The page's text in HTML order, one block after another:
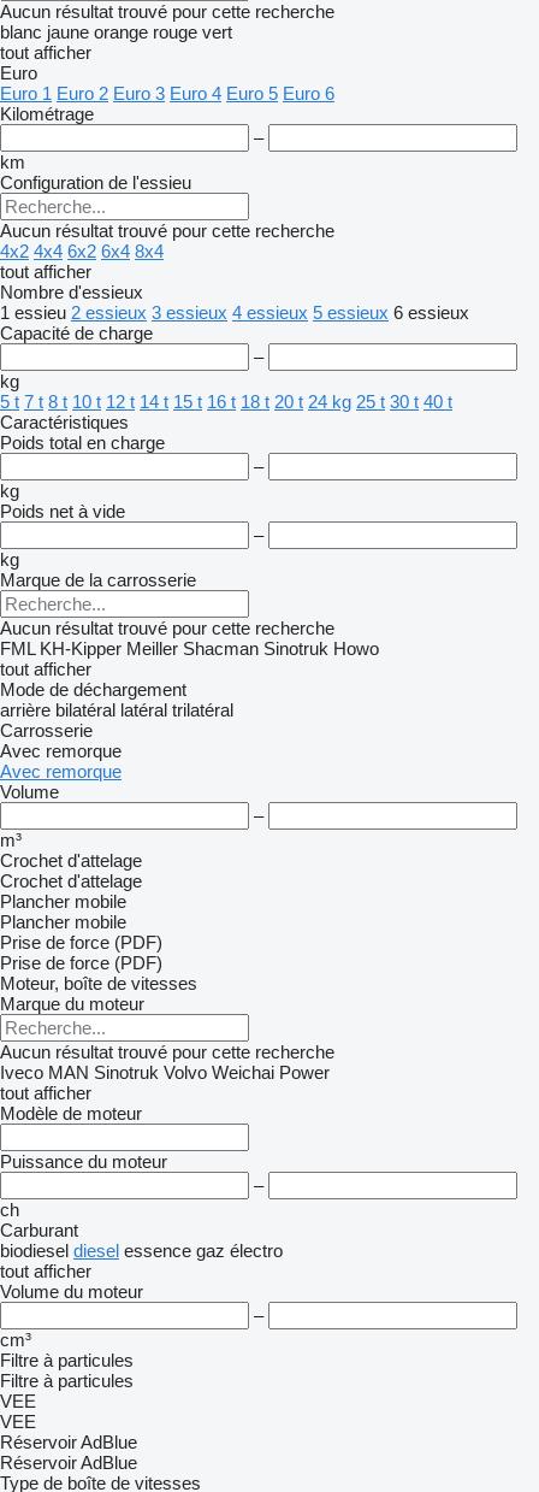
Aucun résultat trouvé pour cette recherche
blanc jaune orange rouge vert
tout afficher
Euro
Euro 1 Euro 2 Euro 3 Euro 4 Euro 5 Euro 6
Kilométrage
–
km
Configuration de l'essieu
Aucun résultat trouvé pour cette recherche
4x2 4x4 6x2 6x4 8x4
tout afficher
Nombre d'essieux
1 essieu 2 essieux 3 essieux 4 essieux 5 essieux 6 essieux
Capacité de charge
–
kg
5 t 7 t 8 t 10 t 12 t 14 t 15 t 16 t 18 t 20 t 24 kg 25 t 30 t 40 t
Caractéristiques
Poids total en charge
–
kg
Poids net à vide
–
kg
Marque de la carrosserie
Aucun résultat trouvé pour cette recherche
FML KH-Kipper Meiller Shacman Sinotruk Howo
tout afficher
Mode de déchargement
arrière bilatéral latéral trilatéral
Carrosserie
Avec remorque
Avec remorque
Volume
–
m³
Crochet d'attelage
Crochet d'attelage
Plancher mobile
Plancher mobile
Prise de force (PDF)
Prise de force (PDF)
Moteur, boîte de vitesses
Marque du moteur
Aucun résultat trouvé pour cette recherche
Iveco MAN Sinotruk Volvo Weichai Power
tout afficher
Modèle de moteur
Puissance du moteur
–
ch
Carburant
biodiesel diesel essence gaz électro
tout afficher
Volume du moteur
–
cm³
Filtre à particules
Filtre à particules
VEE
VEE
Réservoir AdBlue
Réservoir AdBlue
Type de boîte de vitesses